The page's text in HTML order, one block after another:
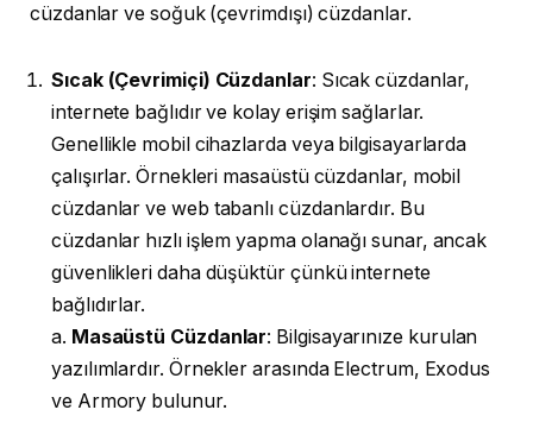
cüzdanlar ve soğuk (çevrimdışı) cüzdanlar.
Sıcak (Çevrimiçi) Cüzdanlar: Sıcak cüzdanlar,
internete bağlıdır ve kolay erişim sağlarlar.
Genellikle mobil cihazlarda veya bilgisayarlarda
çalışırlar. Örnekleri masaüstü cüzdanlar, mobil
cüzdanlar ve web tabanlı cüzdanlardır. Bu
cüzdanlar hızlı işlem yapma olanağı sunar, ancak
güvenlikleri daha düşüktür çünkü internete
bağlıdırlar.
a. Masaüstü Cüzdanlar: Bilgisayarınıze kurulan
yazılımlardır. Örnekler arasında Electrum, Exodus
ve Armory bulunur.